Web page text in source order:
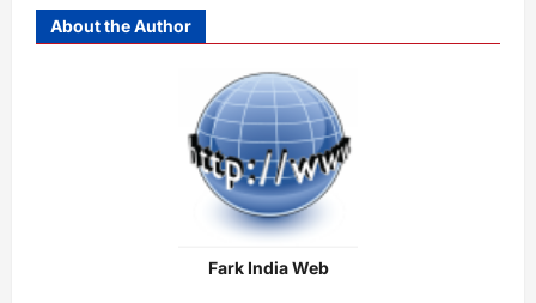
About the Author
Fark India Web